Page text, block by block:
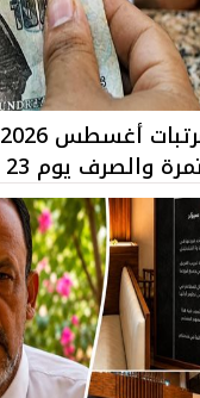
يوم 23 والح...